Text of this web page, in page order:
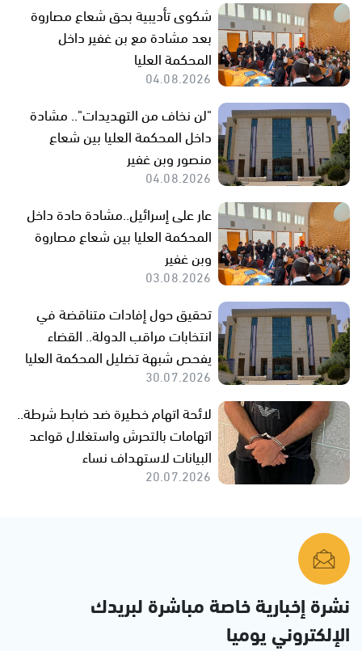
شكوى تأديبية بحق شعاع مصاروة
بعد مشادة مع بن غفير داخل
المحكمة العليا
04.08.2026
"لن نخاف من التهديدات".. مشادة
داخل المحكمة العليا بين شعاع
منصور وبن غفير
04.08.2026
عار على إسرائيل..مشادة حادة داخل
المحكمة العليا بين شعاع مصاروة
وبن غفير
03.08.2026
تحقيق حول إفادات متناقضة في
انتخابات مراقب الدولة.. القضاء
يفحص شبهة تضليل المحكمة العليا
30.07.2026
لائحة اتهام خطيرة ضد ضابط شرطة..
اتهامات بالتحرش واستغلال قواعد
البيانات لاستهداف نساء
20.07.2026
نشرة إخبارية خاصة مباشرة لبريدك
الإلكتروني يوميا